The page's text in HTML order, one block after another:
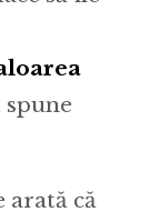
spune
arată că